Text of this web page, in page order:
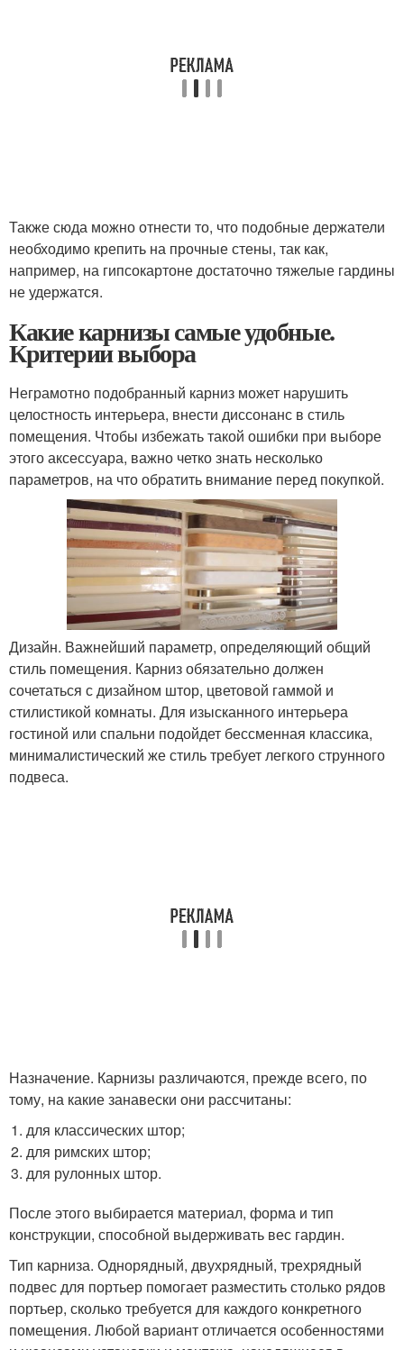
Также сюда можно отнести то, что подобные держатели
необходимо крепить на прочные стены, так как,
например, на гипсокартоне достаточно тяжелые гардины
не удержатся.
Какие карнизы самые удобные.
Критерии выбора
Неграмотно подобранный карниз может нарушить
целостность интерьера, внести диссонанс в стиль
помещения. Чтобы избежать такой ошибки при выборе
этого аксессуара, важно четко знать несколько
параметров, на что обратить внимание перед покупкой.
Дизайн. Важнейший параметр, определяющий общий
стиль помещения. Карниз обязательно должен
сочетаться с дизайном штор, цветовой гаммой и
стилистикой комнаты. Для изысканного интерьера
гостиной или спальни подойдет бессменная классика,
минималистический же стиль требует легкого струнного
подвеса.
Назначение. Карнизы различаются, прежде всего, по
тому, на какие занавески они рассчитаны:
для классических штор;
для римских штор;
для рулонных штор.
После этого выбирается материал, форма и тип
конструкции, способной выдерживать вес гардин.
Тип карниза. Однорядный, двухрядный, трехрядный
подвес для портьер помогает разместить столько рядов
портьер, сколько требуется для каждого конкретного
помещения. Любой вариант отличается особенностями